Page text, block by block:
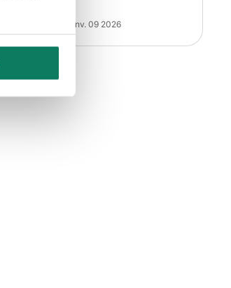
• janv. 09 2026